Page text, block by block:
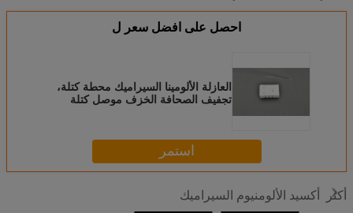
احصل على افضل سعر ل
العازلة الألومينا السيراميك محطة كتلة،
تجفيف الصحافة الخزف موصل كتلة
استمر
أكثر أكسيد الألومنيوم السيراميك